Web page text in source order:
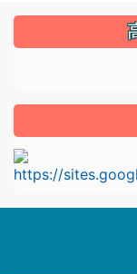
:::